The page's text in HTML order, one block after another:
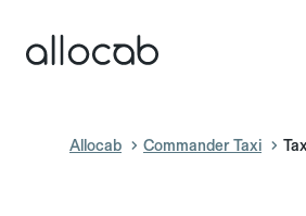
Allocab Commander Taxi